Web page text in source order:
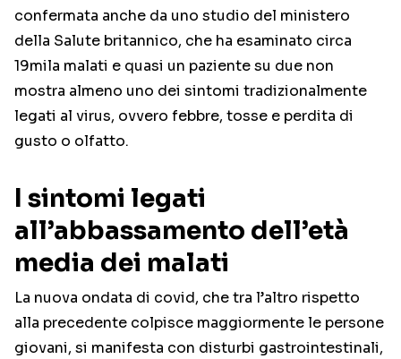
confermata anche da uno studio del ministero
della Salute britannico, che ha esaminato circa
19mila malati e quasi un paziente su due non
mostra almeno uno dei sintomi tradizionalmente
legati al virus, ovvero febbre, tosse e perdita di
gusto o olfatto.
I sintomi legati
all’abbassamento dell’età
media dei malati
La nuova ondata di covid, che tra l’altro rispetto
alla precedente colpisce maggiormente le persone
giovani, si manifesta con disturbi gastrointestinali,